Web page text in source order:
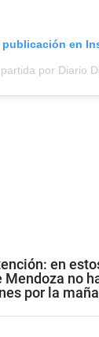
publicación en
en
Mendoza no
por la